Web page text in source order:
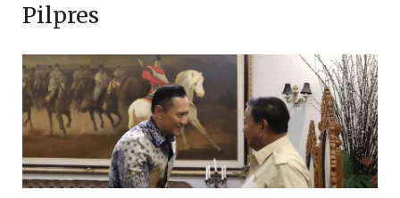
Pilpres